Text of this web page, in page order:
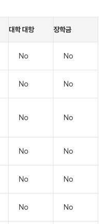
대학 대항 장학금
No No
No No
No No
No No
No No
No No